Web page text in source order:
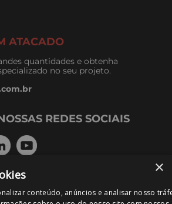
ATACADO
quantidades e obtenha
no seu projeto.
REDES SOCIAIS
×
conteúdo, anúncios e analisar nosso